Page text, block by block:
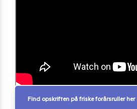
Find opskriften på friske forårsruller her